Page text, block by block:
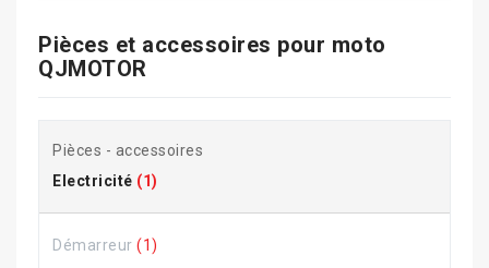
Pièces et accessoires pour moto
QJMOTOR
Pièces - accessoires
Electricité (1)
Démarreur (1)